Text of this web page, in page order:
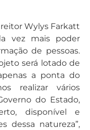
Wylys Farkatt
vez mais poder
de pessoas.
será lotado de
a ponta do
realizar vários
do Estado,
disponível e
dessa natureza”,